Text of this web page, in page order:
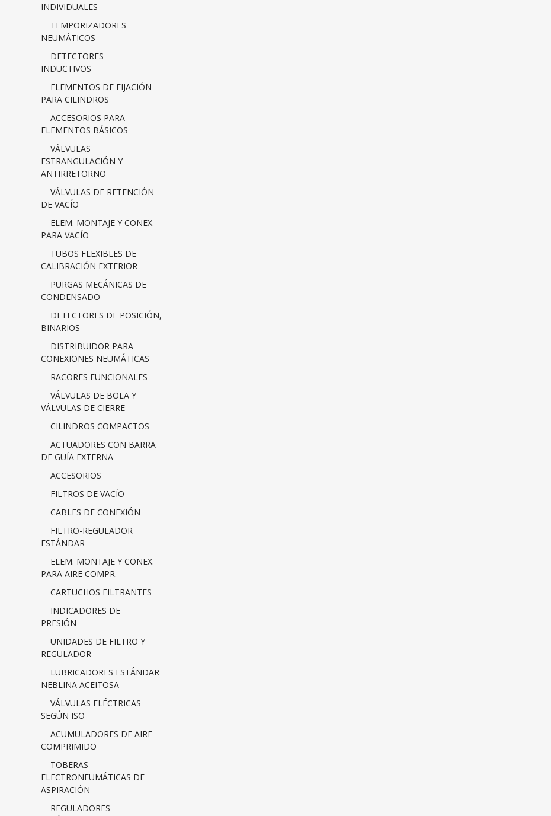
INDIVIDUALES
TEMPORIZADORES
NEUMÁTICOS
DETECTORES
INDUCTIVOS
ELEMENTOS DE FIJACIÓN
PARA CILINDROS
ACCESORIOS PARA
ELEMENTOS BÁSICOS
VÁLVULAS
ESTRANGULACIÓN Y
ANTIRRETORNO
VÁLVULAS DE RETENCIÓN
DE VACÍO
ELEM. MONTAJE Y CONEX.
PARA VACÍO
TUBOS FLEXIBLES DE
CALIBRACIÓN EXTERIOR
PURGAS MECÁNICAS DE
CONDENSADO
DETECTORES DE POSICIÓN,
BINARIOS
DISTRIBUIDOR PARA
CONEXIONES NEUMÁTICAS
RACORES FUNCIONALES
VÁLVULAS DE BOLA Y
VÁLVULAS DE CIERRE
CILINDROS COMPACTOS
ACTUADORES CON BARRA
DE GUÍA EXTERNA
ACCESORIOS
FILTROS DE VACÍO
CABLES DE CONEXIÓN
FILTRO-REGULADOR
ESTÁNDAR
ELEM. MONTAJE Y CONEX.
PARA AIRE COMPR.
CARTUCHOS FILTRANTES
INDICADORES DE
PRESIÓN
UNIDADES DE FILTRO Y
REGULADOR
LUBRICADORES ESTÁNDAR
NEBLINA ACEITOSA
VÁLVULAS ELÉCTRICAS
SEGÚN ISO
ACUMULADORES DE AIRE
COMPRIMIDO
TOBERAS
ELECTRONEUMÁTICAS DE
ASPIRACIÓN
REGULADORES